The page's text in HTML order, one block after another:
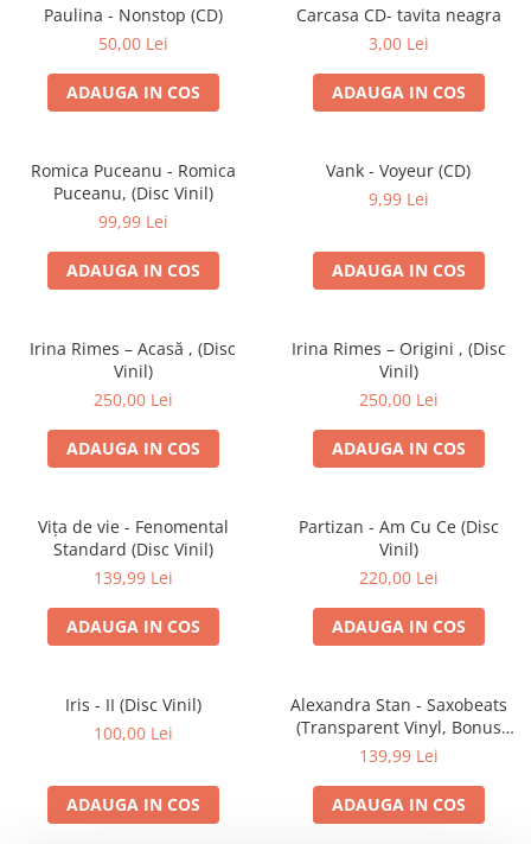
Viniluri Românești
Colecția Electrecord
Paulina - Nonstop (CD)
50,00 Lei
ADAUGA IN COS
Carcasa CD- tavita neagra
3,00 Lei
ADAUGA IN COS
Romica Puceanu - Romica
Puceanu, (Disc Vinil)
99,99 Lei
ADAUGA IN COS
Vank - Voyeur (CD)
9,99 Lei
ADAUGA IN COS
Irina Rimes – Acasă , (Disc
Vinil)
250,00 Lei
ADAUGA IN COS
Irina Rimes – Origini , (Disc
Vinil)
250,00 Lei
ADAUGA IN COS
Vița de vie - Fenomental
Standard (Disc Vinil)
139,99 Lei
ADAUGA IN COS
Partizan - Am Cu Ce (Disc
Vinil)
220,00 Lei
ADAUGA IN COS
Iris - II (Disc Vinil)
100,00 Lei
ADAUGA IN COS
Alexandra Stan - Saxobeats
(Transparent Vinyl, Bonus
Tracks) ) (Disc Vinil)
139,99 Lei
ADAUGA IN COS